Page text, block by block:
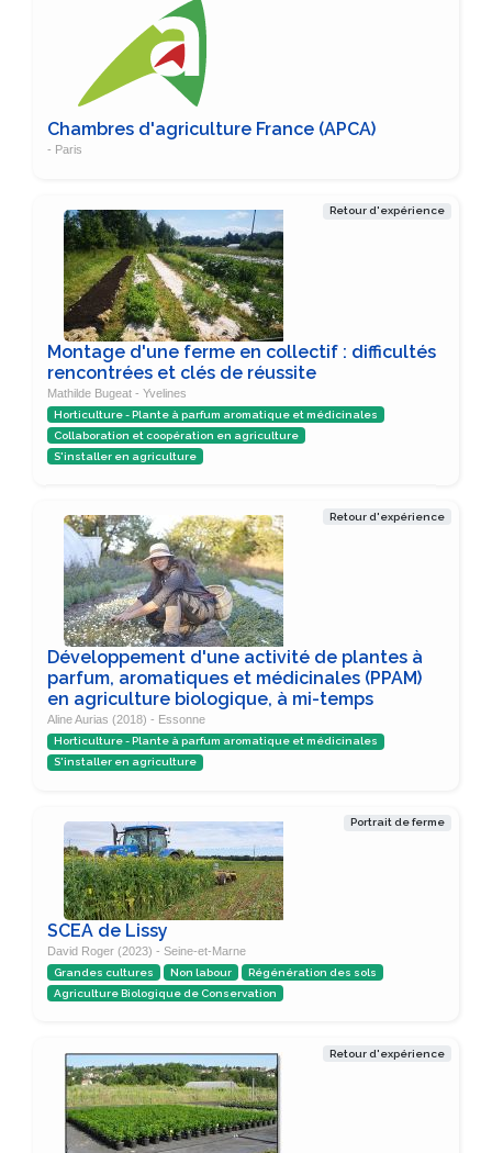
Chambres d'agriculture France (APCA)
- Paris
Retour d'expérience
Montage d'une ferme en collectif : difficultés
rencontrées et clés de réussite
Mathilde Bugeat - Yvelines
Horticulture - Plante à parfum aromatique et médicinales
Collaboration et coopération en agriculture
S'installer en agriculture
Retour d'expérience
Développement d'une activité de plantes à
parfum, aromatiques et médicinales (PPAM)
en agriculture biologique, à mi-temps
Aline Aurias (2018) - Essonne
Horticulture - Plante à parfum aromatique et médicinales
S'installer en agriculture
Portrait de ferme
SCEA de Lissy
David Roger (2023) - Seine-et-Marne
Grandes cultures Non labour
Régénération des sols
Agriculture Biologique de Conservation
Retour d'expérience